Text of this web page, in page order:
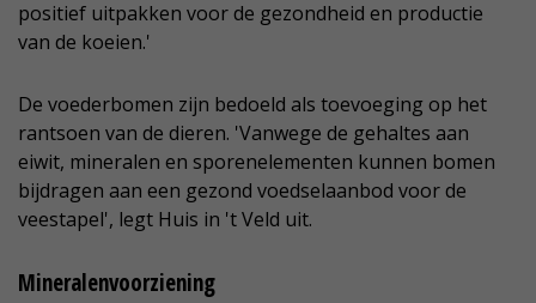
positief uitpakken voor de gezondheid en productie
van de koeien.'
De voederbomen zijn bedoeld als toevoeging op het
rantsoen van de dieren. 'Vanwege de gehaltes aan
eiwit, mineralen en sporenelementen kunnen bomen
bijdragen aan een gezond voedselaanbod voor de
veestapel', legt Huis in 't Veld uit.
Mineralenvoorziening